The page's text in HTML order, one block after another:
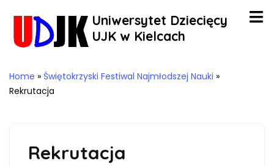
Uniwersytet Dziecięcy
UJK w Kielcach
Home » Świętokrzyski Festiwal Najmłodszej Nauki »
Rekrutacja
Rekrutacja